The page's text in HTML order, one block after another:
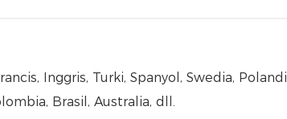
Inggris, Turki, Spanyol, Swedia,
Brasil, Australia, dll.